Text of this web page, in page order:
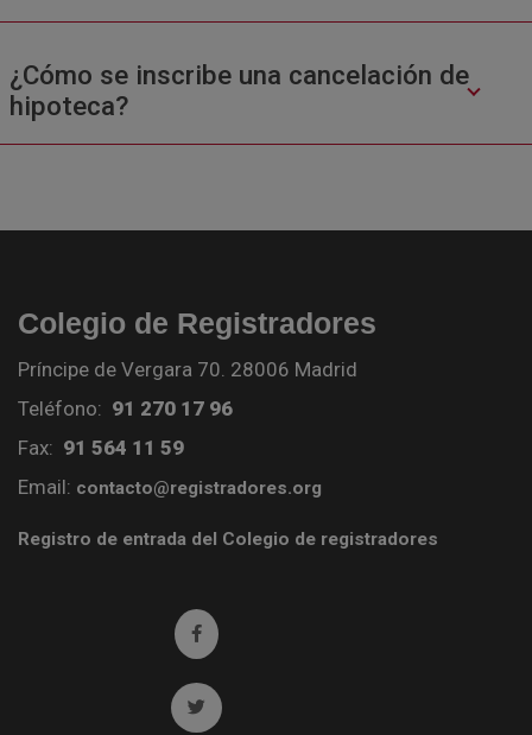
¿Cómo se inscribe una cancelación de
hipoteca?
Colegio de Registradores
Príncipe de Vergara 70. 28006 Madrid
Teléfono: 91 270 17 96
Fax: 91 564 11 59
Email: contacto@registradores.org
Registro de entrada del Colegio de registradores
Ir a facebook (abre en ventana nueva)
Ir a twitter (abre en ventana nueva)